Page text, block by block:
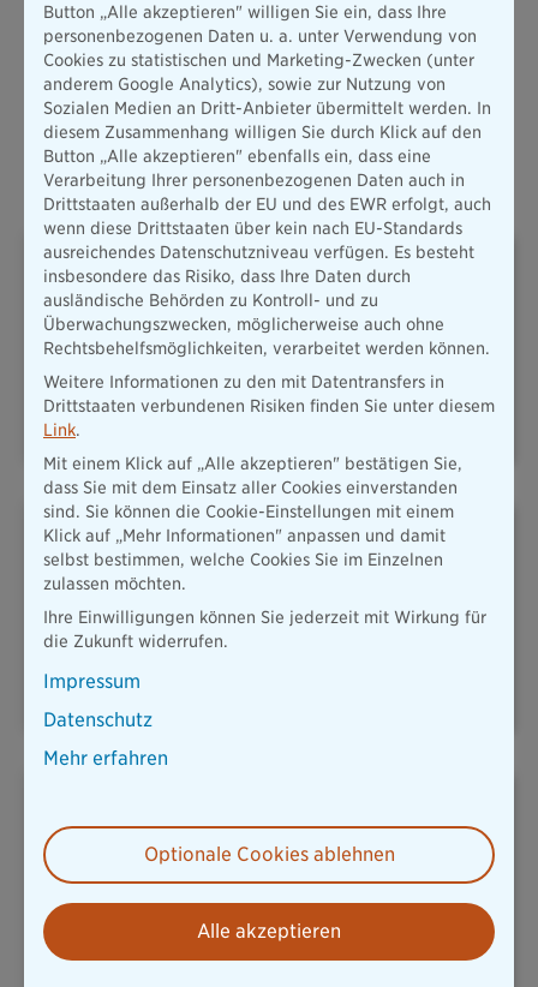
Alle Produkte
Mehr erfahren
Oft abgeschlossene Versicherungen
FÜR IHRE
ALTERSVORSORGE
KFZ & MOBILITÄT
REISERÜCKTRITT UNFALLVERSICHERUNG
Button „Alle akzeptieren" willigen Sie ein, dass Ihre
personenbezogenen Daten u. a. unter Verwendung von
Cookies zu statistischen und Marketing-Zwecken (unter
anderem Google Analytics), sowie zur Nutzung von
Sozialen Medien an Dritt-Anbieter übermittelt werden. In
diesem Zusammenhang willigen Sie durch Klick auf den
Button „Alle akzeptieren" ebenfalls ein, dass eine
Verarbeitung Ihrer personenbezogenen Daten auch in
Drittstaaten außerhalb der EU und des EWR erfolgt, auch
wenn diese Drittstaaten über kein nach EU-Standards
ausreichendes Datenschutzniveau verfügen. Es besteht
insbesondere das Risiko, dass Ihre Daten durch
ausländische Behörden zu Kontroll- und zu
Überwachungszwecken, möglicherweise auch ohne
Rechtsbehelfsmöglichkeiten, verarbeitet werden können.
Weitere Informationen zu den mit Datentransfers in
Drittstaaten verbundenen Risiken finden Sie unter diesem
Link.
Mit einem Klick auf „Alle akzeptieren" bestätigen Sie,
dass Sie mit dem Einsatz aller Cookies einverstanden
sind. Sie können die Cookie-Einstellungen mit einem
Klick auf „Mehr Informationen" anpassen und damit
selbst bestimmen, welche Cookies Sie im Einzelnen
zulassen möchten.
Ihre Einwilligungen können Sie jederzeit mit Wirkung für
die Zukunft widerrufen.
Impressum
Datenschutz
Mehr erfahren
Optionale Cookies ablehnen
Alle akzeptieren